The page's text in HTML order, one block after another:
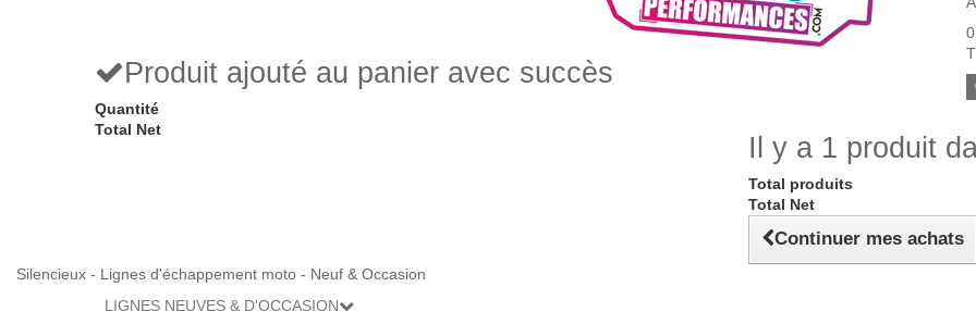
Produit ajouté au panier avec succès
Quantité
Total Net
Il y a 1 produit
Total produits
Total Net
Continuer mes achats
Silencieux - Lignes d'échappement moto - Neuf & Occasion
LIGNES NEUVES & D'OCCASION